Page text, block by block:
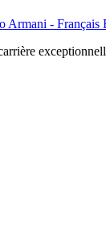
- Français